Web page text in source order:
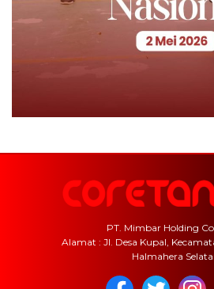
PT. Mimbar Holding
Alamat : Jl. Desa Kupal,
Halmahera